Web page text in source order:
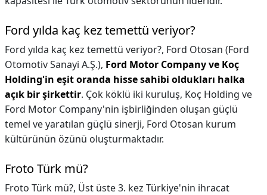
Ford yılda kaç kez temettü veriyor?
Ford yılda kaç kez temettü veriyor?, Ford Otosan (Ford
Otomotiv Sanayi A.Ş.), Ford Motor Company ve Koç
Holding'in eşit oranda hisse sahibi oldukları halka
açık bir şirkettir. Çok köklü iki kuruluş, Koç Holding ve
Ford Motor Company'nin işbirliğinden oluşan güçlü
temel ve yaratılan güçlü sinerji, Ford Otosan kurum
kültürünün özünü oluşturmaktadır.
Froto Türk mü?
Froto Türk mü?, Üst üste 3. kez Türkiye'nin ihracat